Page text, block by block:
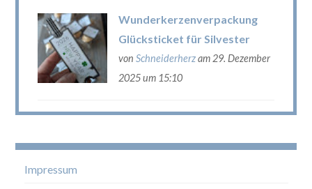
Wunderkerzenverpackung
Glücksticket für Silvester
von Schneiderherzam 29. Dezember
2025 um 15:10
Impressum